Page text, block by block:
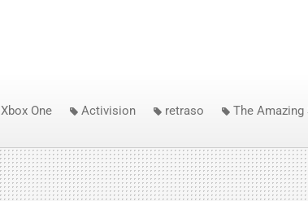
Xbox One Activision retraso
The Amazing